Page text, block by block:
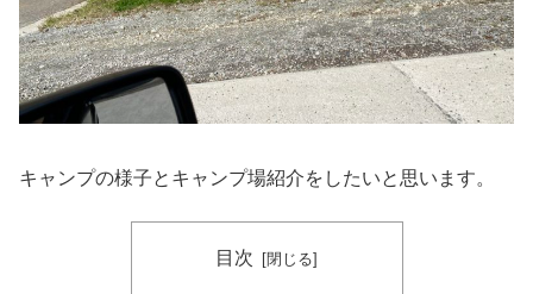
キャンプの様子とキャンプ場紹介をしたいと思います。
目次